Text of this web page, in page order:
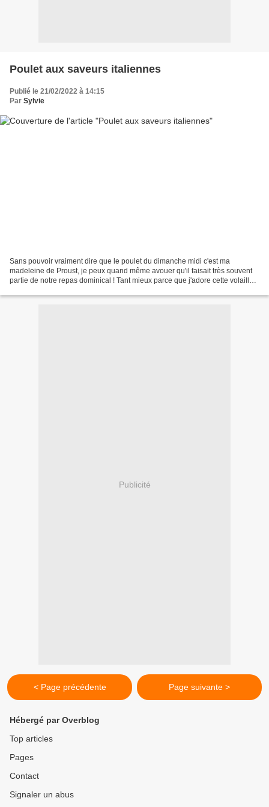
Poulet aux saveurs italiennes
Publié le 21/02/2022 à 14:15
Par Sylvie
Sans pouvoir vraiment dire que le poulet du dimanche midi c'est ma
madeleine de Proust, je peux quand même avouer qu'il faisait très souvent
partie de notre repas dominical ! Tant mieux parce que j'adore cette volaille
Publicité
< Page précédente Page suivante >
Hébergé par Overblog
Top articles
Pages
Contact
Signaler un abus